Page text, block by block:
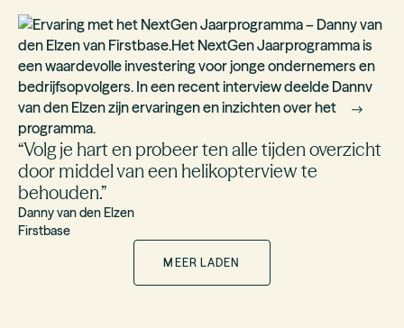
“Volg je hart en probeer ten alle tijden overzicht
door middel van een helikopterview te
behouden.”
Danny van den Elzen
Firstbase
MEER LADEN